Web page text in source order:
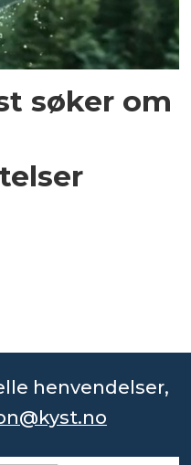
søker om
henvendelser,